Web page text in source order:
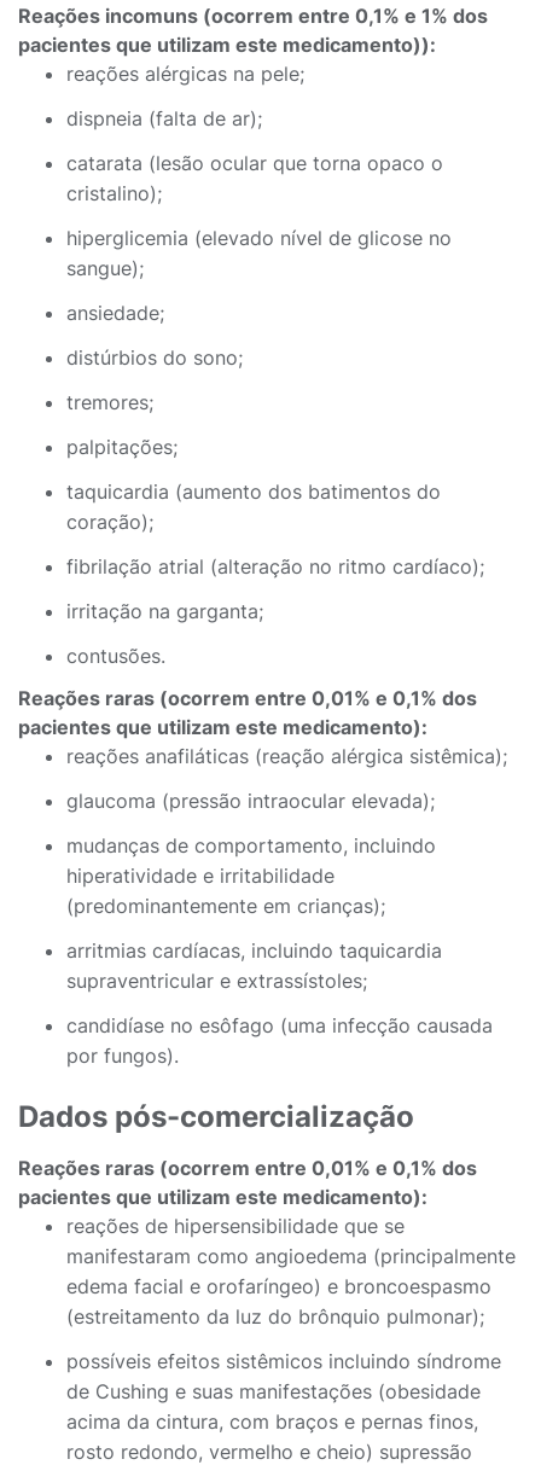
Reações incomuns (ocorrem entre 0,1% e 1% dos
pacientes que utilizam este medicamento)):
reações alérgicas na pele;
dispneia (falta de ar);
catarata (lesão ocular que torna opaco o
cristalino);
hiperglicemia (elevado nível de glicose no
sangue);
ansiedade;
distúrbios do sono;
tremores;
palpitações;
taquicardia (aumento dos batimentos do
coração);
fibrilação atrial (alteração no ritmo cardíaco);
irritação na garganta;
contusões.
Reações raras (ocorrem entre 0,01% e 0,1% dos
pacientes que utilizam este medicamento):
reações anafiláticas (reação alérgica sistêmica);
glaucoma (pressão intraocular elevada);
mudanças de comportamento, incluindo
hiperatividade e irritabilidade
(predominantemente em crianças);
arritmias cardíacas, incluindo taquicardia
supraventricular e extrassístoles;
candidíase no esôfago (uma infecção causada
por fungos).
Dados pós-comercialização
Reações raras (ocorrem entre 0,01% e 0,1% dos
pacientes que utilizam este medicamento):
reações de hipersensibilidade que se
manifestaram como angioedema (principalmente
edema facial e orofaríngeo) e broncoespasmo
(estreitamento da luz do brônquio pulmonar);
possíveis efeitos sistêmicos incluindo síndrome
de Cushing e suas manifestações (obesidade
acima da cintura, com braços e pernas finos,
rosto redondo, vermelho e cheio) supressão